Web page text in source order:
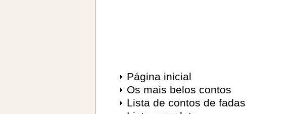
Página inicial
Os mais belos contos
Lista de contos de fadas